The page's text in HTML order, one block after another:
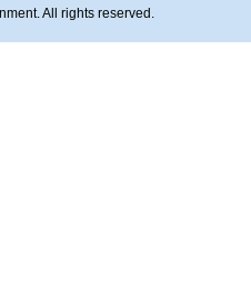
All rights reserved.